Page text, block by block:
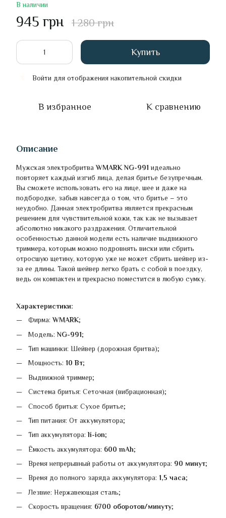
В наличии
945 грн 1 280 грн
Купить
Войти для отображения накопительной скидки
В избранное К сравнению
Описание
Мужская электробритва WMARK NG-991идеально
повторяет каждый изгиб лица, делая бритье безупречным.
Вы сможете использовать его на лице, шее и даже на
подбородке, забыв навсегда о том, что бритье – это
неудобно. Данная электробритва является прекрасным
решением для чувствительной кожи, так как не вызывает
абсолютно никакого раздражения. Отличительной
особенностью данной модели есть наличие выдвижного
триммера, которым можно подровнять виски или сбрить
отросшую щетину, которую уже не может сбрить шейвер из-
за ее длины. Такой шейвер легко брать с собой в поездку,
ведь он компактен и прекрасно поместится в любую сумку.
Характеристики:
Фирма:WMARK;
Модель:NG-991;
Тип машинки: Шейвер (дорожная бритва);
Мощность: 10 Вт;
Выдвижной триммер;
Система бритья: Сеточная (вибрационная);
Способ бритья: Сухое бритье;
Тип питания: От аккумулятора;
Тип аккумулятора: li-ion;
Ёмкость аккумулятора: 600 mAh;
Время непрерывный работы от аккумулятора: 90 минут;
Время до полного заряда аккумулятора: 1,5 часа;
Лезвие: Нержавеющая сталь;
Скорость вращения: 6700 оборотов/минуту;